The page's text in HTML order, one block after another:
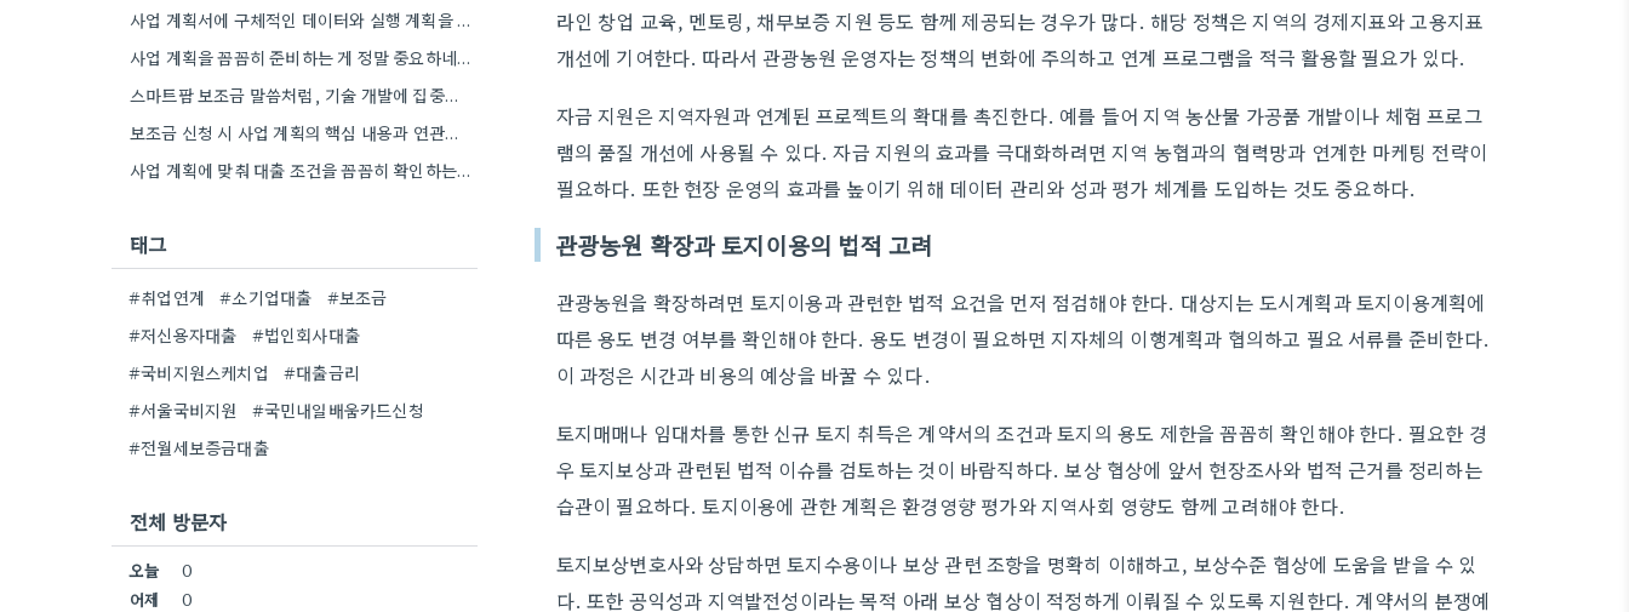
라인 창업 교육, 멘토링, 채무보증 지원 등도 함께 제공되는 경우가 많다. 해당 정책은 지역의 경제지표와 고용지표
개선에 기여한다. 따라서 관광농원 운영자는 정책의 변화에 주의하고 연계 프로그램을 적극 활용할 필요가 있다.
자금 지원은 지역자원과 연계된 프로젝트의 확대를 촉진한다. 예를 들어 지역 농산물 가공품 개발이나 체험 프로그
램의 품질 개선에 사용될 수 있다. 자금 지원의 효과를 극대화하려면 지역 농협과의 협력망과 연계한 마케팅 전략이
필요하다. 또한 현장 운영의 효과를 높이기 위해 데이터 관리와 성과 평가 체계를 도입하는 것도 중요하다.
관광농원 확장과 토지이용의 법적 고려
관광농원을 확장하려면 토지이용과 관련한 법적 요건을 먼저 점검해야 한다. 대상지는 도시계획과 토지이용계획에
따른 용도 변경 여부를 확인해야 한다. 용도 변경이 필요하면 지자체의 이행계획과 협의하고 필요 서류를 준비한다.
이 과정은 시간과 비용의 예상을 바꿀 수 있다.
토지매매나 임대차를 통한 신규 토지 취득은 계약서의 조건과 토지의 용도 제한을 꼼꼼히 확인해야 한다. 필요한 경
우 토지보상과 관련된 법적 이슈를 검토하는 것이 바람직하다. 보상 협상에 앞서 현장조사와 법적 근거를 정리하는
습관이 필요하다. 토지이용에 관한 계획은 환경영향 평가와 지역사회 영향도 함께 고려해야 한다.
토지보상변호사와 상담하면 토지수용이나 보상 관련 조항을 명확히 이해하고, 보상수준 협상에 도움을 받을 수 있
다. 또한 공익성과 지역발전성이라는 목적 아래 보상 협상이 적정하게 이뤄질 수 있도록 지원한다. 계약서의 분쟁예
사업 계획서에 구체적인 데이터와 실행 계획을 포함하는 게 핵심이네요. 제가 비슷한 경험이 있어서, 단순히 아이디어를…
사업 계획을 꼼꼼히 준비하는 게 정말 중요하네요. 특히 예상치 못한 지출 때문에 어려움을 겪는 경우도…
스마트팜 보조금 말씀처럼, 기술 개발에 집중하는 스타트업이 사업 모델과 연결해서 시너지를 낼 수 있다면 정말…
보조금 신청 시 사업 계획의 핵심 내용과 연관된 서류 준비를 꼼꼼히 하는 것이 중요하네요. 특히…
사업 계획에 맞춰 대출 조건을 꼼꼼히 확인하는 게 중요하네요. 저는 사업 확장 시 금리 변화를…
태그
#취업연계 #소기업대출
#보조금
#저신용자대출
#법인회사대출
#국비지원스케치업
#대출금리
#서울국비지원
#국민내일배움카드신청
#전월세보증금대출
전체 방문자
오늘
0
어제
0